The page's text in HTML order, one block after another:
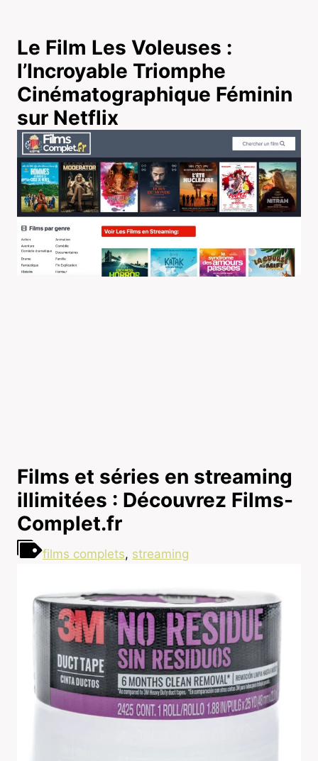
Le Film Les Voleuses :
l’Incroyable Triomphe
Cinématographique Féminin
sur Netflix
Films et séries en streaming
illimitées : Découvrez Films-
Complet.fr
films complets, streaming